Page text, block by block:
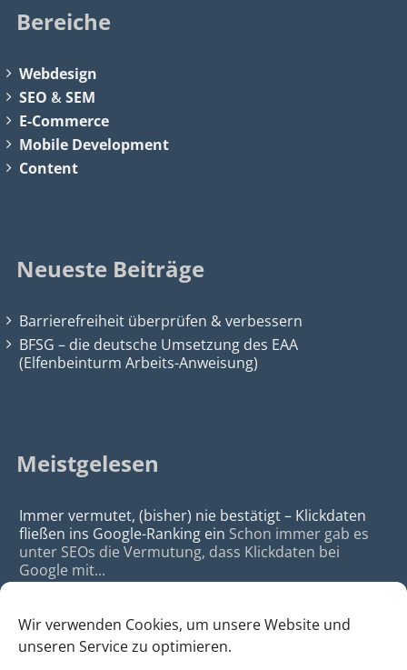
Wir verwenden Cookies, um unsere Website und
unseren Service zu optimieren.
Bereiche
Webdesign
SEO &SEM
E-Commerce
Mobile Development
Content
Neueste Beiträge
Barrierefreiheit überprüfen & verbessern
BFSG – die deutsche Umsetzung des EAA
(Elfenbeinturm Arbeits-Anweisung)
Meistgelesen
Immer vermutet, (bisher) nie bestätigt – Klickdaten
fließen ins Google-Ranking ein Schon immer gab es
unter SEOs die Vermutung, dass Klickdaten bei
Google mit...